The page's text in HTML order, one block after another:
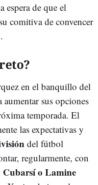
espera de que el
comitiva de convencer
en el banquillo del
sus opciones
temporada. El
las expectativas y
del fútbol
regularmente, con
o Lamine